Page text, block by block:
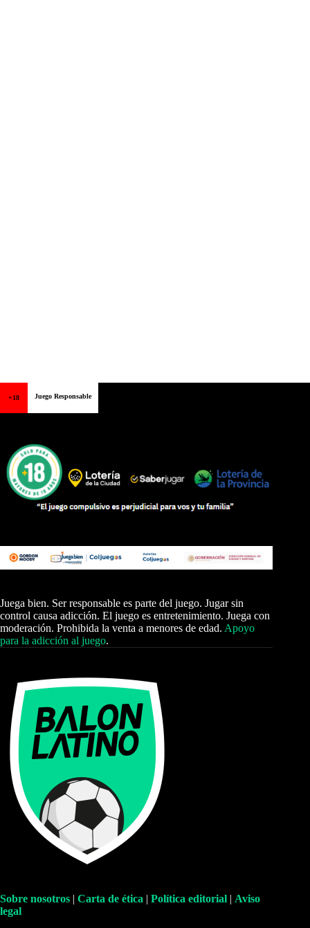
+18 Juego Responsable
Juega bien. Ser responsable es parte del juego. Jugar sin
control causa adicción. El juego es entretenimiento. Juega con
moderación. Prohibida la venta a menores de edad. Apoyo
para la adicción al juego.
Sobre nosotros | Carta de ética | Política editorial | Aviso
legal